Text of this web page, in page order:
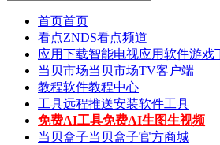
首页首页
看点ZNDS看点频道
应用下载智能电视应用软件游戏
当贝市场当贝市场TV客户端
教程软件教程中心
工具远程推送安装软件工具
免费AI工具免费AI生图生视频
当贝盒子当贝盒子官方商城